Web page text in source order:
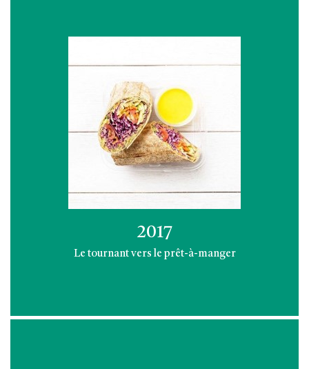
2017
Le tournant vers le prêt-à-manger